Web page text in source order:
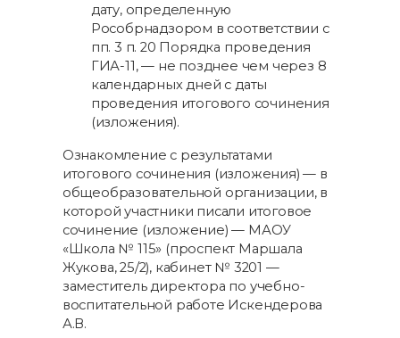
дату, определенную
Рособрнадзором в соответствии с
пп. 3 п. 20 Порядка проведения
ГИА-11, — не позднее чем через 8
календарных дней с даты
проведения итогового сочинения
(изложения).
Ознакомление с результатами
итогового сочинения (изложения) — в
общеобразовательной организации, в
которой участники писали итоговое
сочинение (изложение) — МАОУ
«Школа № 115» (проспект Маршала
Жукова, 25/2), кабинет № 3201 —
заместитель директора по учебно-
воспитательной работе Искендерова
А.В.